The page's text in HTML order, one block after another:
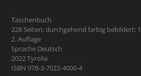
Taschenbuch
228 Seiten; durchgehend farbig bebildert;
2. Auflage
Sprache Deutsch
2022 Tyrolia
ISBN 978-3-7022-4000-4